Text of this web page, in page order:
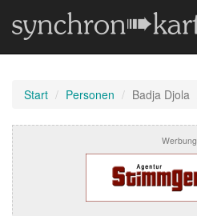
Start Personen Badja Djola
Werbung